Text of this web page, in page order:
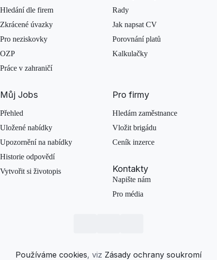
Hledání dle firem
Zkrácené úvazky
Pro neziskovky
OZP
Práce v zahraničí
Rady
Jak napsat CV
Porovnání platů
Kalkulačky
Můj Jobs
Přehled
Uložené nabídky
Upozornění na nabídky
Historie odpovědí
Vytvořit si životopis
Pro firmy
Hledám zaměstnance
Vložit brigádu
Ceník inzerce
Kontakty
Napište nám
Pro média
Používáme cookies, viz Zásady ochrany soukromí